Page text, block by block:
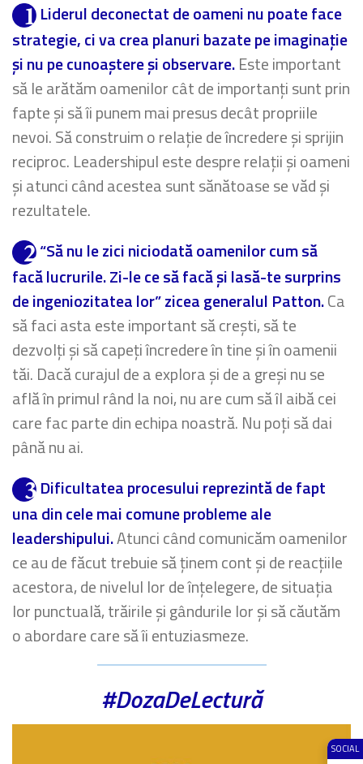
SOCIAL
Liderul deconectat de oameni nu poate face
strategie, ci va crea planuri bazate pe imaginație
și nu pe cunoaștere și observare.Este important
să le arătăm oamenilor cât de importanți sunt prin
fapte și să îi punem mai presus decât propriile
nevoi. Să construim o relație de încredere și sprijin
reciproc. Leadershipul este despre relații și oameni
și atunci când acestea sunt sănătoase se văd și
rezultatele.
“Să nu le zici niciodată oamenilor cum să
facă lucrurile. Zi-le ce să facă și lasă-te surprins
de ingeniozitatea lor” zicea generalul Patton.Ca
să faci asta este important să crești, să te
dezvolți și să capeți încredere în tine și în oamenii
tăi. Dacă curajul de a explora și de a greși nu se
află în primul rând la noi, nu are cum să îl aibă cei
care fac parte din echipa noastră. Nu poți să dai
până nu ai.
Dificultatea procesului reprezintă de fapt
una din cele mai comune probleme ale
leadershipului.Atunci când comunicăm oamenilor
ce au de făcut trebuie să ținem cont și de reacțiile
acestora, de nivelul lor de înțelegere, de situația
lor punctuală, trăirile și gândurile lor și să căutăm
o abordare care să îi entuziasmeze.
#DozaDeLectură